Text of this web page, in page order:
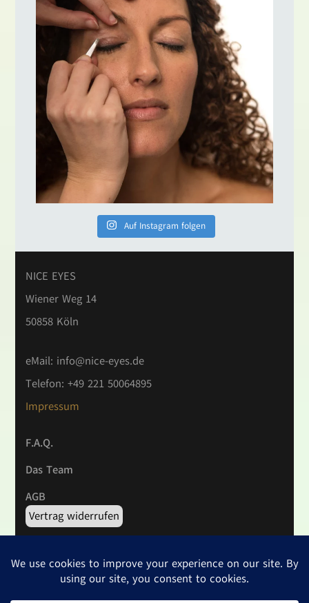
Auf Instagram folgen
NICE EYES
Wiener Weg 14
50858 Köln
eMail: info@nice-eyes.de
Telefon: +49 221 50064895
Impressum
F.A.Q.
Das Team
AGB
Vertrag widerrufen
Datenschutzerklärung